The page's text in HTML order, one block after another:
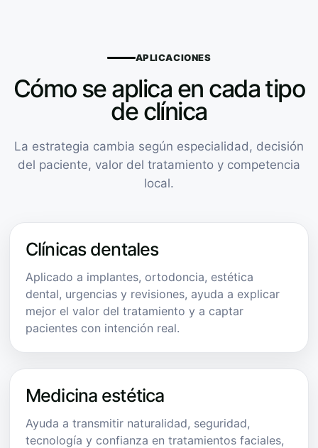
APLICACIONES
Cómo se aplica en cada tipo
de clínica
La estrategia cambia según especialidad, decisión
del paciente, valor del tratamiento y competencia
local.
Clínicas dentales
Aplicado a implantes, ortodoncia, estética
dental, urgencias y revisiones, ayuda a explicar
mejor el valor del tratamiento y a captar
pacientes con intención real.
Medicina estética
Ayuda a transmitir naturalidad, seguridad,
tecnología y confianza en tratamientos faciales,